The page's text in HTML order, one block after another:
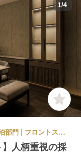
1/4
ラグジュアリーホテル, オーベルジュ | 宿泊部門 | フロントスタッフ | ATAGO HOTEL
】人柄重視の採